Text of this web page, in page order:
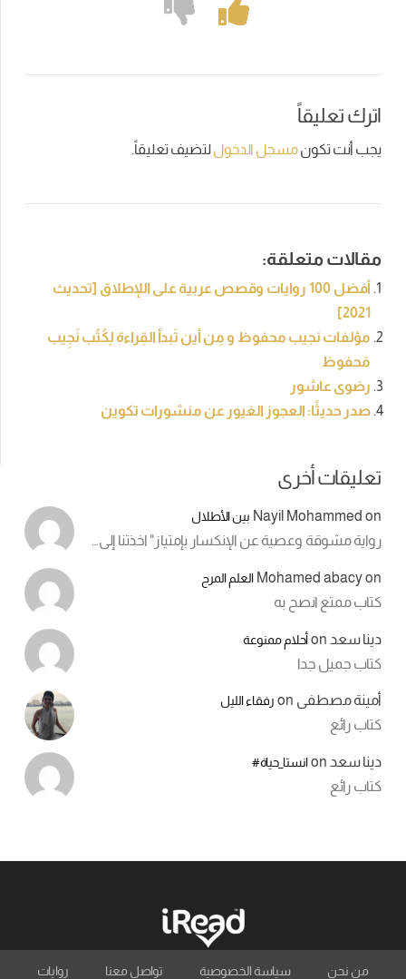
اترك تعليقاً
يجب أنت تكونمسجل الدخوللتضيف تعليقاً.
مقالات متعلقة:
أفضل 100 روايات وقصص عربية على اللإطلاق [تحديث
2021]
مؤلفات نجيب محفوظ و مِن أين تَبدأ القِراءة لِكُتُب نَجِيب
مَحفوظ
رضوى عاشور
صدر حديثًا: العجوز الغيور عن منشورات تكوين
تعليقات أخرى
Nayil Mohammed on بين الأطلال
رواية مشوقة وعصية عن الإنكسار بإمتياز" اخذتنا إلى…
Mohamed abacyon العلم المرح
كتاب ممتع انصح به
دينا سعد onأحلام ممنوعة
كتاب جميل جدا
أمينة مصطفى on رفقاء الليل
كتاب رائع
دينا سعد onانستا_حياة#
كتاب رائع
من نحن سياسة الخصوصية تواصل معنا روايات